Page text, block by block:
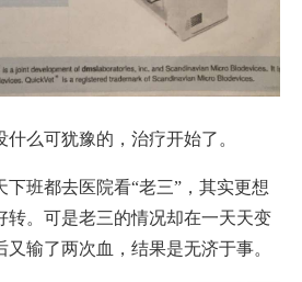
么可犹豫的，治疗开始了。
下班都去医院看“老三”，其实更想
转。可是老三的情况却在一天天变
输了两次血，结果是无济于事。